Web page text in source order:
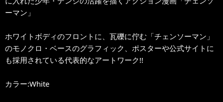
ーマン」
ホワイトボディのフロントに、瓦礫に佇む「チェンソーマン」
のモノクロ・ベースのグラフィック、ポスターや公式サイトに
も採用されている代表的なアートワーク!!
カラー:White